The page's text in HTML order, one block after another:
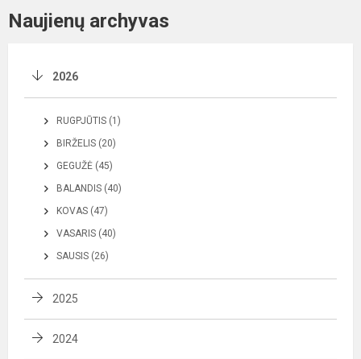
Naujienų archyvas
2026
RUGPJŪTIS (1)
BIRŽELIS (20)
GEGUŽĖ (45)
BALANDIS (40)
KOVAS (47)
VASARIS (40)
SAUSIS (26)
2025
2024